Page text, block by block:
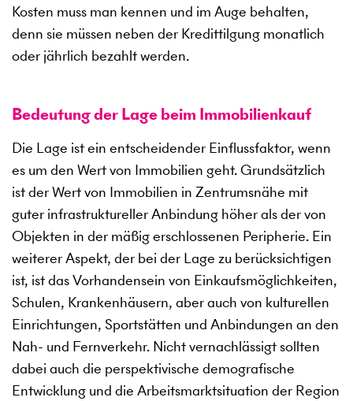
Kosten muss man kennen und im Auge behalten,
denn sie müssen neben der Kredittilgung monatlich
oder jährlich bezahlt werden.
Bedeutung der Lage beim Immobilienkauf
Die Lage ist ein entscheidender Einflussfaktor, wenn
es um den Wert von Immobilien geht. Grundsätzlich
ist der Wert von Immobilien in Zentrumsnähe mit
guter infrastruktureller Anbindung höher als der von
Objekten in der mäßig erschlossenen Peripherie. Ein
weiterer Aspekt, der bei der Lage zu berücksichtigen
ist, ist das Vorhandensein von Einkaufsmöglichkeiten,
Schulen, Krankenhäusern, aber auch von kulturellen
Einrichtungen, Sportstätten und Anbindungen an den
Nah- und Fernverkehr. Nicht vernachlässigt sollten
dabei auch die perspektivische demografische
Entwicklung und die Arbeitsmarktsituation der Region